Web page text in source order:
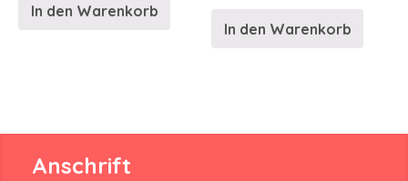
In den Warenkorb
In den Warenkorb
Anschrift